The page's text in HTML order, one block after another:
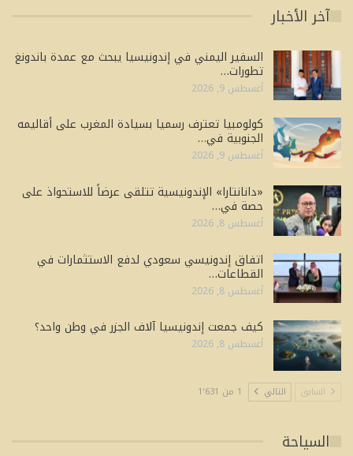
آخر الأخبار
السفير اليمني في إندونيسيا يبحث مع عمدة باندونغ
تطورات…
أغسطس 9, 2026
كولومبيا تعترف رسميا بسيادة المغرب على أقاليمه
الجنوبية في…
أغسطس 9, 2026
«دانانتارا» الإندونيسية تتلقى عرضاً للاستحواذ على
حصة في…
أغسطس 8, 2026
اتفاق إندونيسي سعودي لدفع الاستثمارات في
القطاعات…
أغسطس 8, 2026
كيف جمعت إندونيسيا آلاف الجزر في وطن واحد؟
أغسطس 8, 2026
السابق التالي 1 من 1٬631
السياحة